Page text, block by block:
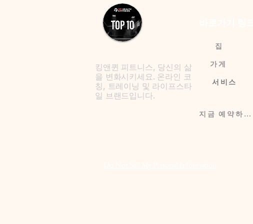
킹앤퀸 피트니스, 당신의 삶
을 변화시키세요. 온라인 코
칭, 트레이닝 및 라이프스타
일 브랜드입니다.
집
가게
서비스
지금 예약하세요